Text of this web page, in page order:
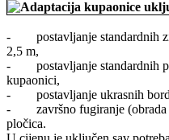
- postavljanje standardnih
2,5 m,
- postavljanje standardnih
kupaonici,
- postavljanje ukrasnih
- završno fugiranje (obrada
pločica.